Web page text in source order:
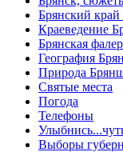
Брянский край
Краеведение
Брянская
География
Природа
Святые места
Погода
Телефоны
Выборы